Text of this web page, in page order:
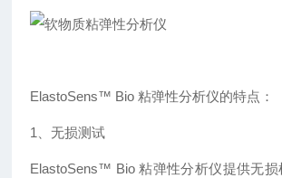
ElastoSens™ Bio 粘弹性分析仪的特点：
1、无损测试
ElastoSens™ Bio 粘弹性分析仪提供无损